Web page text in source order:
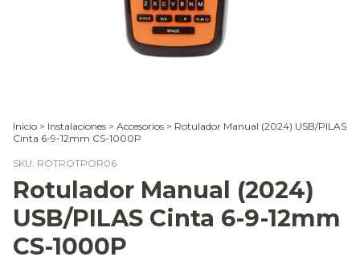
Inicio > Instalaciones > Accesorios > Rotulador Manual (2024) USB/PILAS
Cinta 6-9-12mm CS-1000P
SKU: ROTROTPOR06
Rotulador Manual (2024)
USB/PILAS Cinta 6-9-12mm
CS-1000P